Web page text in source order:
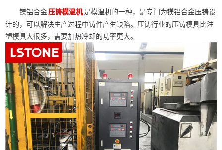
镁铝合金压铸模温机是模温机的一种，是专门为镁铝合金压铸设
计的，可以解决生产过程中铸件产生缺陷。压铸行业的压铸模具比注
塑模具大很多，需要加热冷却的功率更大。